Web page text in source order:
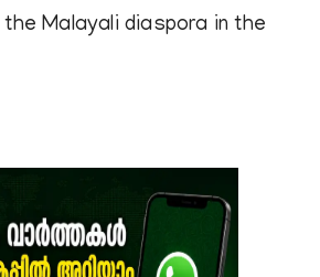
Malayali diaspora in the